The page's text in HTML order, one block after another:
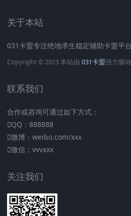
关于本站
031卡盟专注绝地求生稳定辅助卡盟平台
Copyright © 2023 本站由 031卡盟强力驱动
联系我们
合作或咨询可通过如下方式：
QQ：888888
微博：weibo.com/xxx
微信：vvvxxx
关注我们